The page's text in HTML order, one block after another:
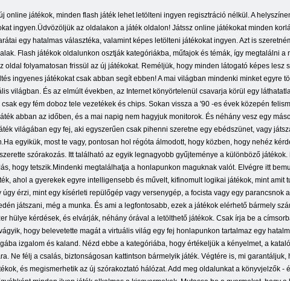
online játékok, minden flash játék lehet letölteni ingyen regisztráció nélkül. A
ingyen.Üdvözöljük az oldalakon a játék oldalon! Játssz online játékokat minden
egy hatalmas választéka, valamint képes letölteni játékokat ingyen. Azt is
Flash játékok oldalunkon osztják kategóriákba, műfajok és témák, így megtalálni
oldal folyamatosan frissül az új játékokat. Reméljük, hogy minden látogató képes
ingyenes játékokat csak abban segít ebben! A mai világban mindenki minket egyre
világban. És az elmúlt években, az Internet könyörtelenül csavarja körül egy
egy fém doboz tele vezetékek és chips. Sokan vissza a '90 -es évek közepén
abban az időben, és a mai napig nem hagyjuk monitorok. És néhány vesz egy
világában egy fej, aki egyszerűen csak pihenni szeretne egy ebédszünet, vagy
egyikük, most te vagy, pontosan hol régóta álmodott, hogy közben, hogy nehéz
szórakozás. Itt található az egyik legnagyobb gyűjteménye a különböző
hogy tetszik.Mindenki megtalálhatja a honlapunkon maguknak valót. Elvégre itt
ahol a gyerekek egyre intelligensebb és művelt, kifinomult logikai játékok, mint
érzi, mint egy kísérleti repülőgép vagy versenygép, a focista vagy egy
játszani, még a munka. És ami a legfontosabb, ezek a játékok elérhető bármely
hülye kérdések, és elvárják, néhány órával a letölthető játékok. Csak írja be a
hogy belevetette magát a virtuális világ egy fej honlapunkon tartalmaz egy
izgalom és kaland. Nézd ebbe a kategóriába, hogy értékeljük a kényelmet, a
Ne félj a csalás, biztonságosan kattintson bármelyik játék. Végtére is, mi
és megismerhetik az új szórakoztató hálózat. Add meg oldalunkat a könyvjelzők -